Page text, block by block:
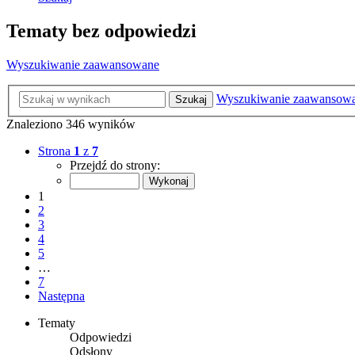
Tematy bez odpowiedzi
Wyszukiwanie zaawansowane
Szukaj
Wyszukiwanie
Znaleziono 346 wyników
Strona 1 z 7
Przejdź do strony:
1
2
3
4
5
…
7
Następna
Tematy
Odpowiedzi
Odsłony